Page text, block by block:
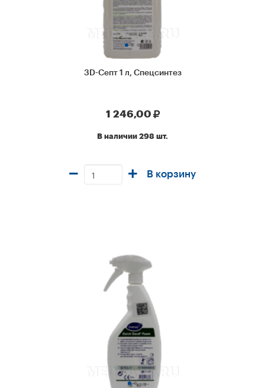
3D-Септ 1 л, Спецсинтез
1 246,00
В наличии 298 шт.
В корзину